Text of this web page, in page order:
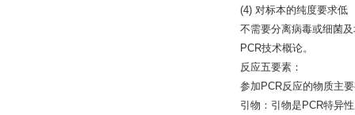
(4) 对标本的纯度要求低
不需要分离病毒或细菌
PCR技术概论。
反应五要素：
参加PCR反应的物质主
引物：引物是PCR特异